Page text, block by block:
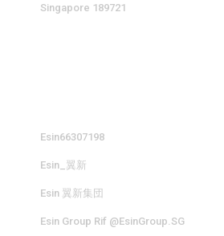
Singapore 189721
Esin66307198
Esin_翼新
Esin 翼新集団
Esin Group Rif @EsinGroup.SG